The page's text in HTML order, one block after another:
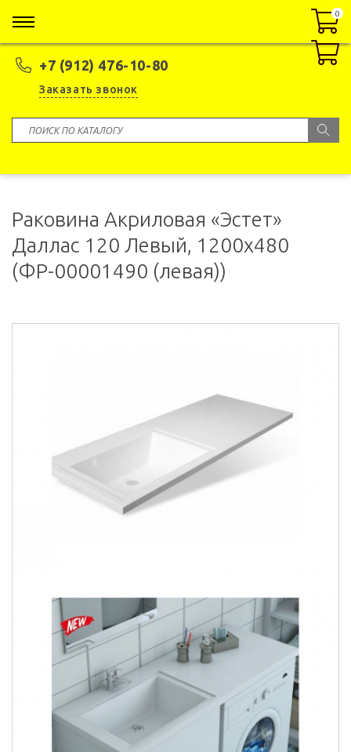
+7 (912) 476-10-80
Заказать звонок
0
0
Раковина Акриловая «Эстет»
Даллас 120 Левый, 1200x480
(ФР-00001490 (левая))